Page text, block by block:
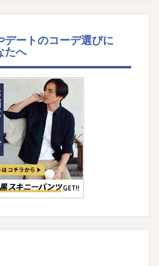
デートのコーデ選びに
たへ